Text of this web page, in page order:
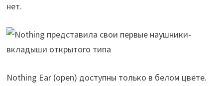
нет.
Nothing Ear (open) доступны только в белом цвете.